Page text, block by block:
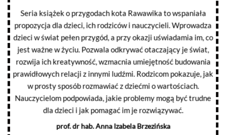
Seria książek o przygodach kota Rawawika to wspaniała
propozycja dla dzieci, ich rodziców i nauczycieli. Wprowadza
dzieci w świat pełen przygód, a przy okazji uświadamia im, co
jest ważne w życiu. Pozwala odkrywać otaczający je świat,
rozwija ich kreatywność, wzmacnia umiejętność budowania
prawidłowych relacji z innymi ludźmi. Rodzicom pokazuje, jak
w prosty sposób rozmawiać z dziećmi o wartościach.
Nauczycielom podpowiada, jakie problemy mogą być trudne
dla dzieci i jak pomagać im je rozwiązywać.
prof. dr hab. Anna Izabela Brzezińska